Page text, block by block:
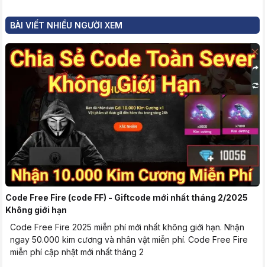
BÀI VIẾT NHIỀU NGƯỜI XEM
Code Free Fire (code FF) - Giftcode mới nhất tháng 2/2025
Không giới hạn
Code Free Fire 2025 miễn phí mới nhất không giới hạn. Nhận
ngay 50.000 kim cương và nhân vật miễn phí. Code Free Fire
miễn phí cập nhật mới nhất tháng 2